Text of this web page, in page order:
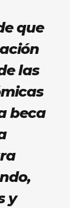
que
las
beca
y